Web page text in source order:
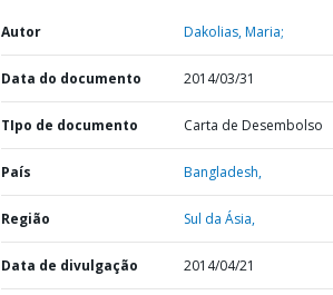
Autor Dakolias, Maria;
Data do documento 2014/03/31
TIpo de documento Carta de Desembolso
País Bangladesh,
Região Sul da Ásia,
Data de divulgação 2014/04/21